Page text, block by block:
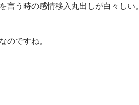
う時の感情移入丸出しが白々しい。
のですね。